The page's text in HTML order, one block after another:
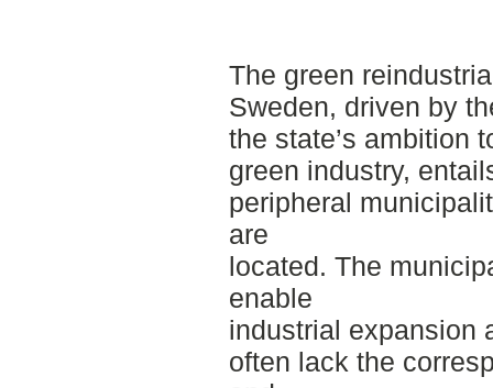
The green
Sweden, driven by
the state’s ambition
green industry,
peripheral
are
located. The
enable
industrial expansion
often lack the